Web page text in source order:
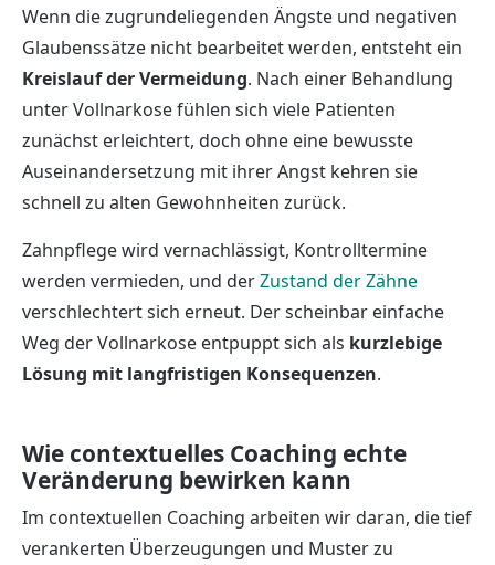
Wenn die zugrundeliegenden Ängste und negativen
Glaubenssätze nicht bearbeitet werden, entsteht ein
Kreislauf der Vermeidung. Nach einer Behandlung
unter Vollnarkose fühlen sich viele Patienten
zunächst erleichtert, doch ohne eine bewusste
Auseinandersetzung mit ihrer Angst kehren sie
schnell zu alten Gewohnheiten zurück.
Zahnpflege wird vernachlässigt, Kontrolltermine
werden vermieden, und derZustand der Zähne
verschlechtert sich erneut. Der scheinbar einfache
Weg der Vollnarkose entpuppt sich als kurzlebige
Lösung mit langfristigen Konsequenzen.
Wie contextuelles Coaching echte
Veränderung bewirken kann
Im contextuellen Coaching arbeiten wir daran, die tief
verankerten Überzeugungen und Muster zu